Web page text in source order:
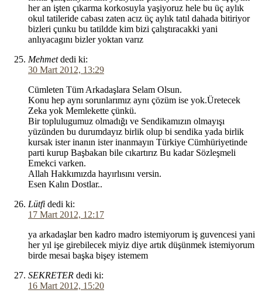
her an işten çıkarma korkosuyla yaşiyoruz hele bu üç aylık
okul tatileride cabası zaten acız üç aylık tatıl dahada bitiriyor
bizleri çunku bu tatildde kim bizi çalıştıracakki yani
anlıyacagını bizler yoktan varız
Mehmet dedi ki:
30 Mart 2012, 13:29
Cümleten Tüm Arkadaşlara Selam Olsun.
Konu hep aynı sorunlarımız aynı çözüm ise yok.Üretecek
Zeka yok Memlekette çünkü.
Bir toplulugumuz olmadığı ve Sendikamızın olmayışı
yüzünden bu durumdayız birlik olup bi sendika yada birlik
kursak ister inanın ister inanmayın Türkiye Cümhüriyetinde
parti kurup Başbakan bile cıkartırız Bu kadar Sözleşmeli
Emekci varken.
Allah Hakkımızda hayırlısını versin.
Esen Kalın Dostlar..
Lütfi dedi ki:
17 Mart 2012, 12:17
ya arkadaşlar ben kadro madro istemiyorum iş guvencesi yani
her yıl işe girebilecek miyiz diye artık düşünmek istemiyorum
birde mesai başka bişey istemem
SEKRETER dedi ki:
16 Mart 2012, 15:20